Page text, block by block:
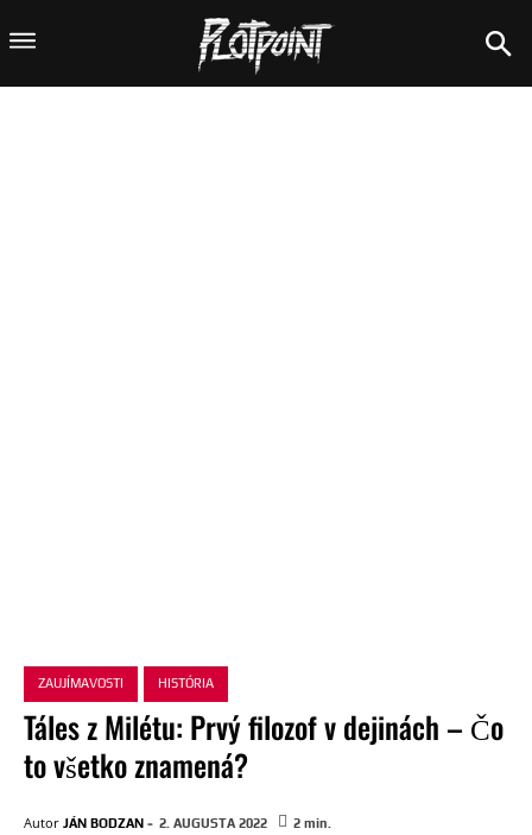
ZAUJÍMAVOSTI HISTÓRIA
Táles z Milétu: Prvý filozof v dejinách – Čo
to všetko znamená?
Autor JÁN BODZAN - 2. AUGUSTA 2022 2 min.